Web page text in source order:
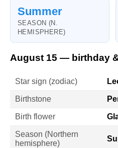
Summer
SEASON (N.
HEMISPHERE)
August 15 — birthday
Star sign (zodiac)
Birthstone
Birth flower
Season (Northern
hemisphere)